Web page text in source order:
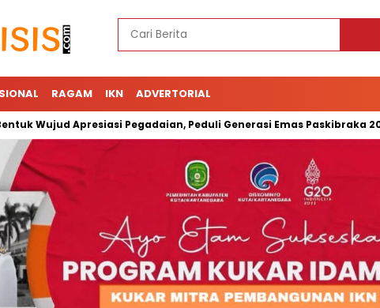
RAGAM IKN ADVERTORIAL
Apresiasi Pegadaian, Peduli Generasi Emas Paskibraka 2023